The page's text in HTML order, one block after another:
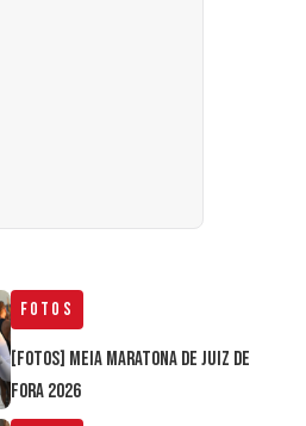
Fotos
[FOTOS] Meia Maratona de Juiz de
Fora 2026